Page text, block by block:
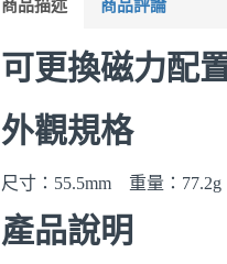
商品描述 商品評論
可更換磁力配
外觀規格
尺寸：55.5mm 重量：77.2g
產品說明